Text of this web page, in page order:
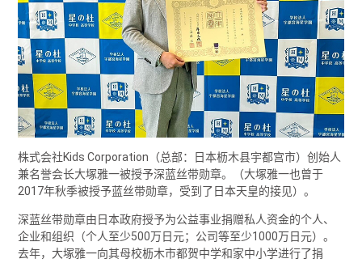
株式会社Kids Corporation（总部：日本枥木县宇都宫市）创始人
兼名誉会长大塚雅一被授予深蓝丝带勋章。（大塚雅一也曾于
2017年秋季被授予蓝丝带勋章，受到了日本天皇的接见）。
深蓝丝带勋章由日本政府授予为公益事业捐赠私人资金的个人、
企业和组织（个人至少500万日元；公司等至少1000万日元）。
去年，大塚雅一向其母校枥木市都贺中学和家中小学进行了捐